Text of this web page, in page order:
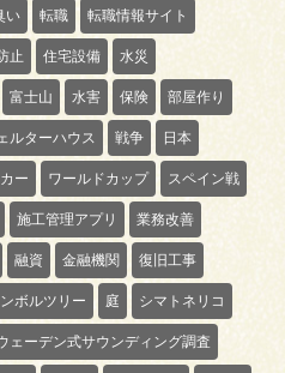
い 転職 転職情報サイト
止 住宅設備 水災
富士山 水害 保険 部屋作り
ルターハウス 戦争 日本
ー ワールドカップ スペイン戦
施工管理アプリ 業務改善
融資 金融機関 復旧工事
ボルツリー 庭 シマトネリコ
ェーデン式サウンディング調査